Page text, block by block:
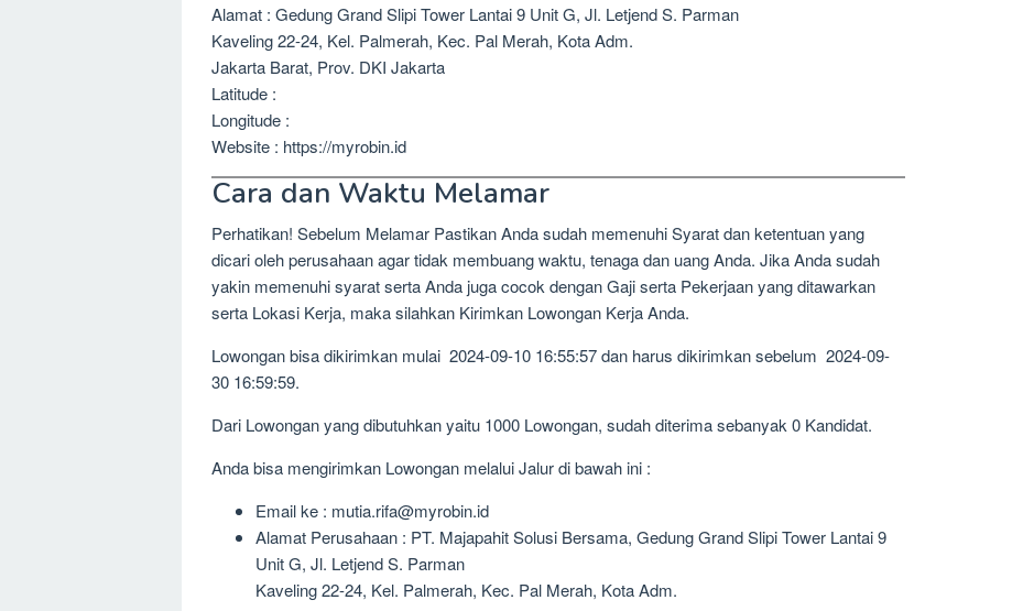
Alamat : Gedung Grand Slipi Tower Lantai 9 Unit G, Jl. Letjend S. Parman
Kaveling 22-24, Kel. Palmerah, Kec. Pal Merah, Kota Adm.
Jakarta Barat, Prov. DKI Jakarta
Latitude :
Longitude :
Website : https://myrobin.id
Cara dan Waktu Melamar
Perhatikan! Sebelum Melamar Pastikan Anda sudah memenuhi Syarat dan ketentuan yang
dicari oleh perusahaan agar tidak membuang waktu, tenaga dan uang Anda. Jika Anda sudah
yakin memenuhi syarat serta Anda juga cocok dengan Gaji serta Pekerjaan yang ditawarkan
serta Lokasi Kerja, maka silahkan Kirimkan Lowongan Kerja Anda.
Lowongan bisa dikirimkan mulai 2024-09-10 16:55:57 dan harus dikirimkan sebelum 2024-09-
30 16:59:59.
Dari Lowongan yang dibutuhkan yaitu 1000 Lowongan, sudah diterima sebanyak 0 Kandidat.
Anda bisa mengirimkan Lowongan melalui Jalur di bawah ini :
Email ke : mutia.rifa@myrobin.id
Alamat Perusahaan : PT. Majapahit Solusi Bersama, Gedung Grand Slipi Tower Lantai 9
Unit G, Jl. Letjend S. Parman
Kaveling 22-24, Kel. Palmerah, Kec. Pal Merah, Kota Adm.